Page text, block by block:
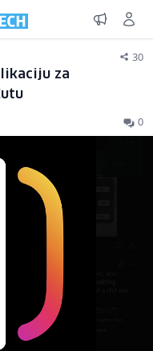
30
za
0